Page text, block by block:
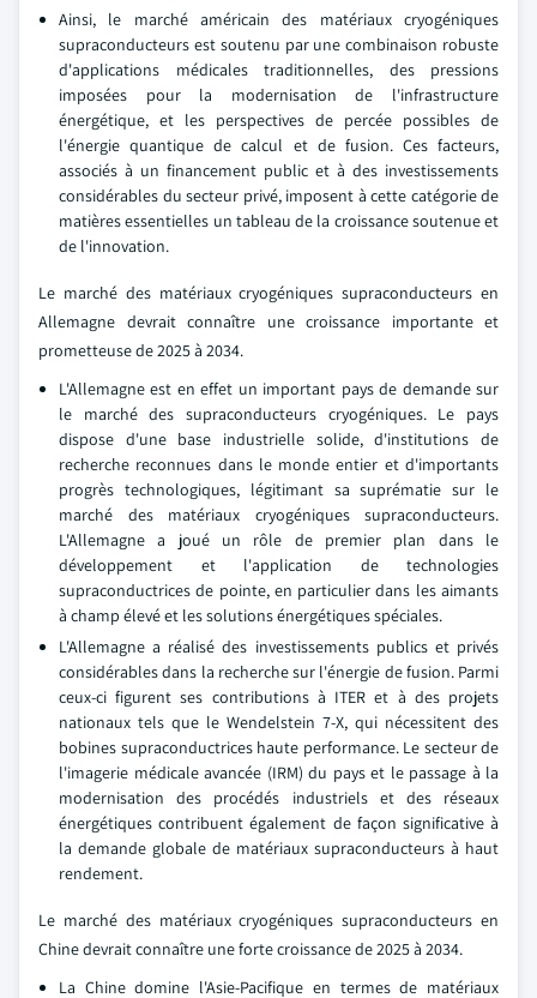
Ainsi, le marché américain des matériaux cryogéniques
supraconducteurs est soutenu par une combinaison robuste
d'applications médicales traditionnelles, des pressions
imposées pour la modernisation de l'infrastructure
énergétique, et les perspectives de percée possibles de
l'énergie quantique de calcul et de fusion. Ces facteurs,
associés à un financement public et à des investissements
considérables du secteur privé, imposent à cette catégorie de
matières essentielles un tableau de la croissance soutenue et
de l'innovation.
Le marché des matériaux cryogéniques supraconducteurs en
Allemagne devrait connaître une croissance importante et
prometteuse de 2025 à 2034.
L'Allemagne est en effet un important pays de demande sur
le marché des supraconducteurs cryogéniques. Le pays
dispose d'une base industrielle solide, d'institutions de
recherche reconnues dans le monde entier et d'importants
progrès technologiques, légitimant sa suprématie sur le
marché des matériaux cryogéniques supraconducteurs.
L'Allemagne a joué un rôle de premier plan dans le
développement et l'application de technologies
supraconductrices de pointe, en particulier dans les aimants
à champ élevé et les solutions énergétiques spéciales.
L'Allemagne a réalisé des investissements publics et privés
considérables dans la recherche sur l'énergie de fusion. Parmi
ceux-ci figurent ses contributions à ITER et à des projets
nationaux tels que le Wendelstein 7-X, qui nécessitent des
bobines supraconductrices haute performance. Le secteur de
l'imagerie médicale avancée (IRM) du pays et le passage à la
modernisation des procédés industriels et des réseaux
énergétiques contribuent également de façon significative à
la demande globale de matériaux supraconducteurs à haut
rendement.
Le marché des matériaux cryogéniques supraconducteurs en
Chine devrait connaître une forte croissance de 2025 à 2034.
La Chine domine l'Asie-Pacifique en termes de matériaux